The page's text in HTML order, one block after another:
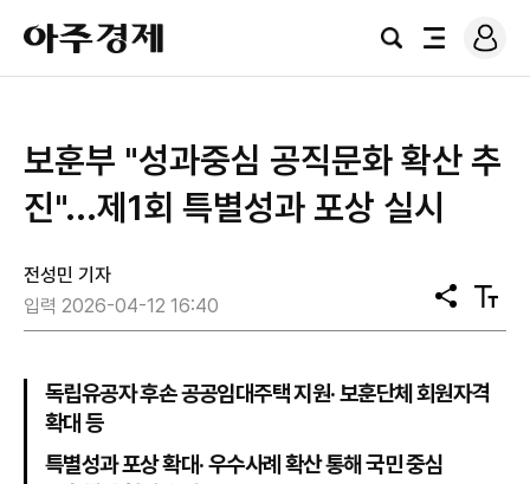
아
주
경
검
전
로
그
보훈부 "성과중심 공직문화 확산 추
진"...제1회 특별성과 포상 실시
전성민 기자
입력 2026-04-12 16:40
공
유
텍
스
기
독립유공자 후손 공공임대주택 지원· 보훈단체 회원자격
확대 등
특별성과 포상 확대· 우수사례 확산 통해 국민 중심